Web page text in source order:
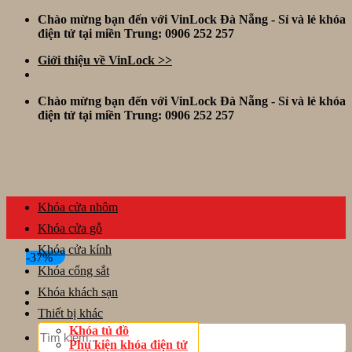
Skip
Chào mừng bạn đến với VinLock Đà Nẵng - Sỉ và lẻ khóa
điện tử tại miền Trung: 0906 252 257
Giới thiệu về VinLock >>
Chào mừng bạn đến với VinLock Đà Nẵng - Sỉ và lẻ khóa
điện tử tại miền Trung: 0906 252 257
Tìm
kiếm:
Khóa cửa nhôm
Khóa cửa gỗ
Khóa cửa kính
Khóa cổng sắt
Khóa khách sạn
Thiết bị khác
Khóa tủ đồ
Phụ kiện khóa điện tử
-37%